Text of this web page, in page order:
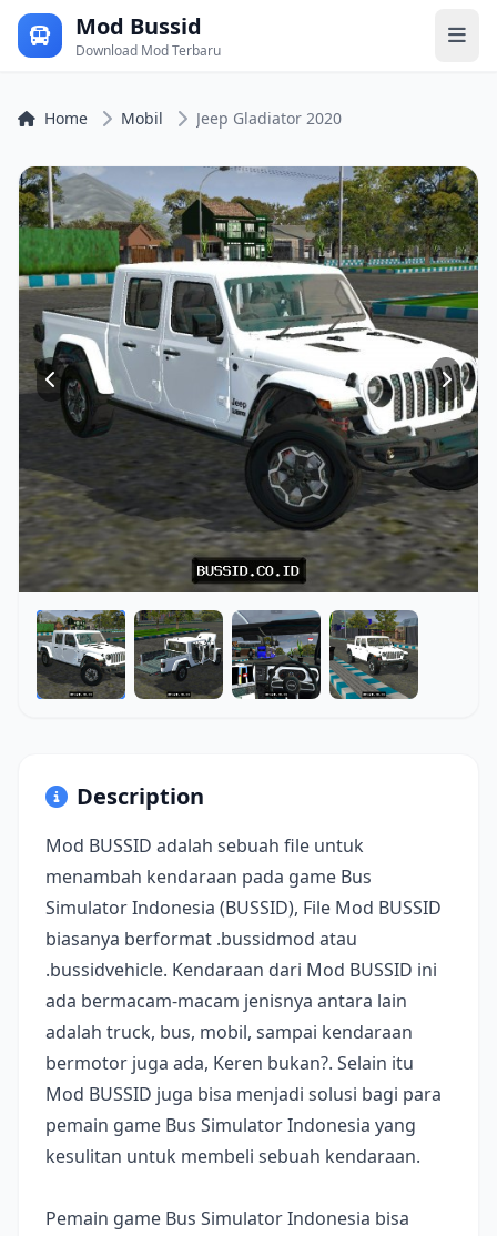
Mod Bussid
Download Mod Terbaru
Home Mobil Jeep Gladiator 2020
Description
Mod BUSSID adalah sebuah file untuk
menambah kendaraan pada game Bus
Simulator Indonesia (BUSSID), File Mod BUSSID
biasanya berformat .bussidmod atau
.bussidvehicle. Kendaraan dari Mod BUSSID ini
ada bermacam-macam jenisnya antara lain
adalah truck, bus, mobil, sampai kendaraan
bermotor juga ada, Keren bukan?. Selain itu
Mod BUSSID juga bisa menjadi solusi bagi para
pemain game Bus Simulator Indonesia yang
kesulitan untuk membeli sebuah kendaraan.
Pemain game Bus Simulator Indonesia bisa